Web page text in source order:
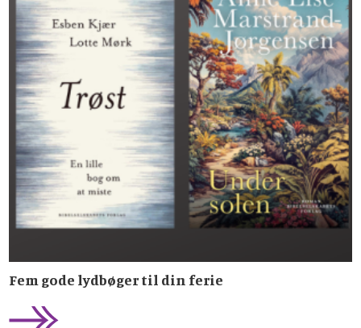
Fem gode lydbøger til din ferie